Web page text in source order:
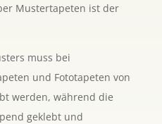
Mustertapeten ist der
muss bei
und Fototapeten von
werden, während die
geklebt und